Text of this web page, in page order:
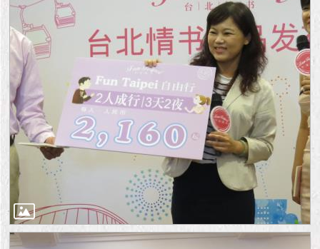
全
政
策
RSS
聯
絡
我
們
（陳
情
系
統
1999）